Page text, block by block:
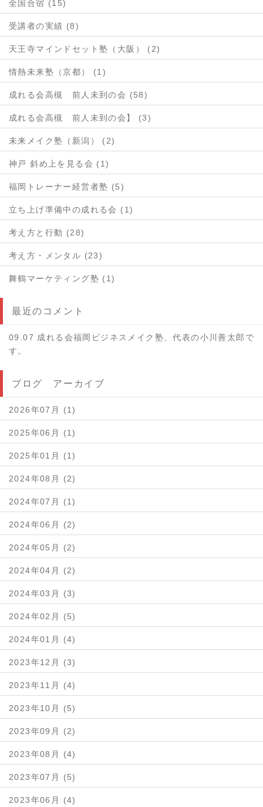
全国合宿 (15)
受講者の実績 (8)
天王寺マインドセット塾（大阪） (2)
情熱未来塾（京都） (1)
成れる会高槻 前人未到の会 (58)
成れる会高槻 前人未到の会】 (3)
未来メイク塾（新潟） (2)
神戸 斜め上を見る会 (1)
福岡トレーナー経営者塾 (5)
立ち上げ準備中の成れる会 (1)
考え方と行動 (28)
考え方・メンタル (23)
舞鶴マーケティング塾 (1)
最近のコメント
09.07 成れる会福岡ビジネスメイク塾、代表の小川善太郎で
す。
ブログ アーカイブ
2026年07月 (1)
2025年06月 (1)
2025年01月 (1)
2024年08月 (2)
2024年07月 (1)
2024年06月 (2)
2024年05月 (2)
2024年04月 (2)
2024年03月 (3)
2024年02月 (5)
2024年01月 (4)
2023年12月 (3)
2023年11月 (4)
2023年10月 (5)
2023年09月 (2)
2023年08月 (4)
2023年07月 (5)
2023年06月 (4)